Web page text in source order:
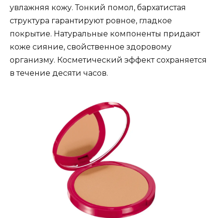
увлажняя кожу. Тонкий помол, бархатистая
структура гарантируют ровное, гладкое
покрытие. Натуральные компоненты придают
коже сияние, свойственное здоровому
организму. Косметический эффект сохраняется
в течение десяти часов.